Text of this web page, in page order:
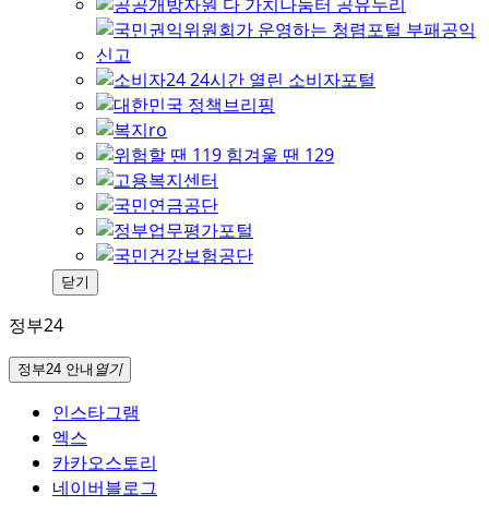
닫기
정부24
정부24 안내 열기
인스타그램
엑스
카카오스토리
네이버블로그